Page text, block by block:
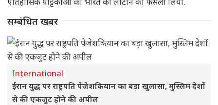
सम्बंधित खबर
International
ईरान युद्ध पर राष्ट्रपति पेजेशकियान का बड़ा खुलासा, मुस्लिम देशों
से की एकजुट होने की अपील